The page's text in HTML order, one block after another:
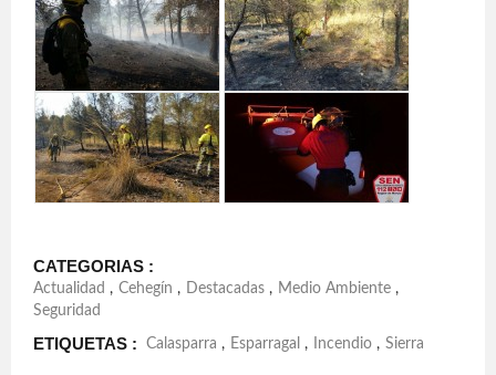
CATEGORIAS :
Actualidad , Cehegín , Destacadas , Medio Ambiente ,
Seguridad
ETIQUETAS : Calasparra , Esparragal , Incendio , Sierra